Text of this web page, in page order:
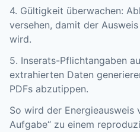
4. Gültigkeit überwachen:
versehen, damit der
wird.
5. Inserats-Pflichtangaben
extrahierten Daten
PDFs abzutippen.
So wird der Energieausweis
Aufgabe“ zu einem